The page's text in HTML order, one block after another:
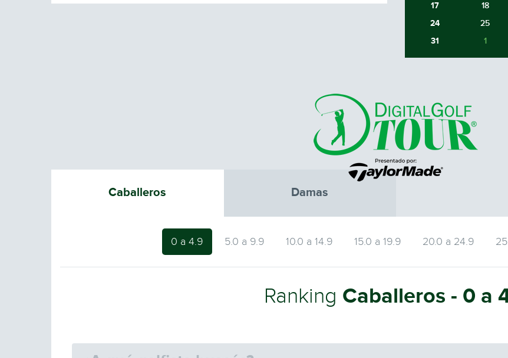
17
18
24
25
31
1
Caballeros Damas
0 a 4.9 5.0 a 9.9 10.0 a 14.9 15.0 a 19.9 20.0 a 24.9
Ranking Caballeros - 0 a